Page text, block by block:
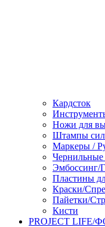
Кардсток
Ножи для
Штампы
Маркеры /
Эмбоссинг/
Пластины
Краски/
Пайетки/
Кисти
PROJECT